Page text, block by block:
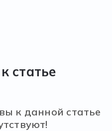
статье
к данной статье